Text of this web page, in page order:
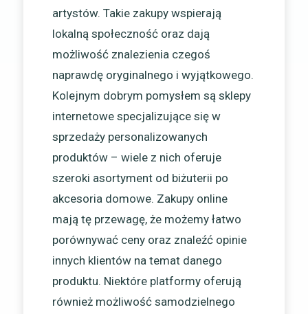
artystów. Takie zakupy wspierają
lokalną społeczność oraz dają
możliwość znalezienia czegoś
naprawdę oryginalnego i wyjątkowego.
Kolejnym dobrym pomysłem są sklepy
internetowe specjalizujące się w
sprzedaży personalizowanych
produktów – wiele z nich oferuje
szeroki asortyment od biżuterii po
akcesoria domowe. Zakupy online
mają tę przewagę, że możemy łatwo
porównywać ceny oraz znaleźć opinie
innych klientów na temat danego
produktu. Niektóre platformy oferują
również możliwość samodzielnego